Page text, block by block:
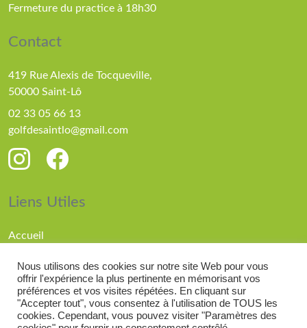
Fermeture du practice à 18h30
Contact
419 Rue Alexis de Tocqueville,
50000 Saint-Lô
02 33 05 66 13
golfdesaintlo@gmail.com
Liens Utiles
Accueil
Compétitions
Actualités
Nous utilisons des cookies sur notre site Web pour vous
offrir l'expérience la plus pertinente en mémorisant vos
préférences et vos visites répétées. En cliquant sur
"Accepter tout", vous consentez à l'utilisation de TOUS les
cookies. Cependant, vous pouvez visiter "Paramètres des